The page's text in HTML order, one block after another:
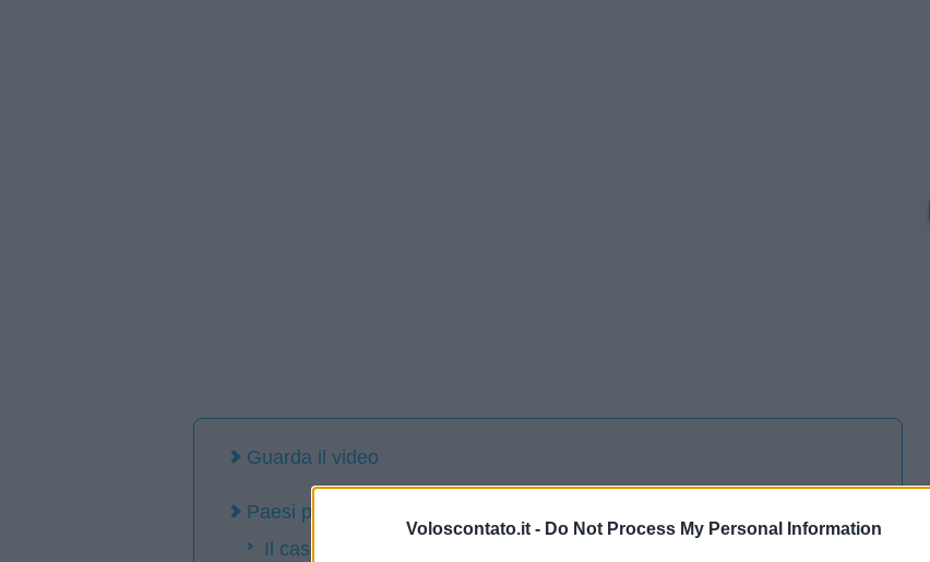
Voloscontato.it - Do Not Process My Personal Information
Guarda il video
Paesi più visitati al mondo nel 2024
Il caso del Giappone